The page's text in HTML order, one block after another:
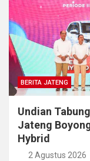
BERITA JATENG
Undian
Jateng
Hybrid
2 Agustus 2026